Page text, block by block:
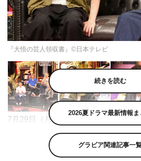
『大悟の芸人領収書』©日本テレビ
7月29日（月）放送の『大悟の芸人
系 深夜0時09分～0時39分）は、前
ストに品川祐（品川庄司）、村田秀
続きを読む
2026夏ドラマ最新情報ま
グラビア関連記事一